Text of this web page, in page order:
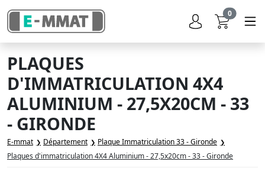
0
PLAQUES
D'IMMATRICULATION 4X4
ALUMINIUM - 27,5X20CM - 33
- GIRONDE
E-mmat Département
Plaque Immatriculation 33 - Gironde
Plaques d'immatriculation 4X4 Aluminium - 27,5x20cm - 33 - Gironde